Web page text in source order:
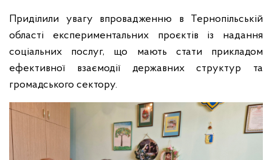
Приділили увагу впровадженню в Тернопільській
області експериментальних проєктів із надання
соціальних послуг, що мають стати прикладом
ефективної взаємодії державних структур та
громадського сектору.